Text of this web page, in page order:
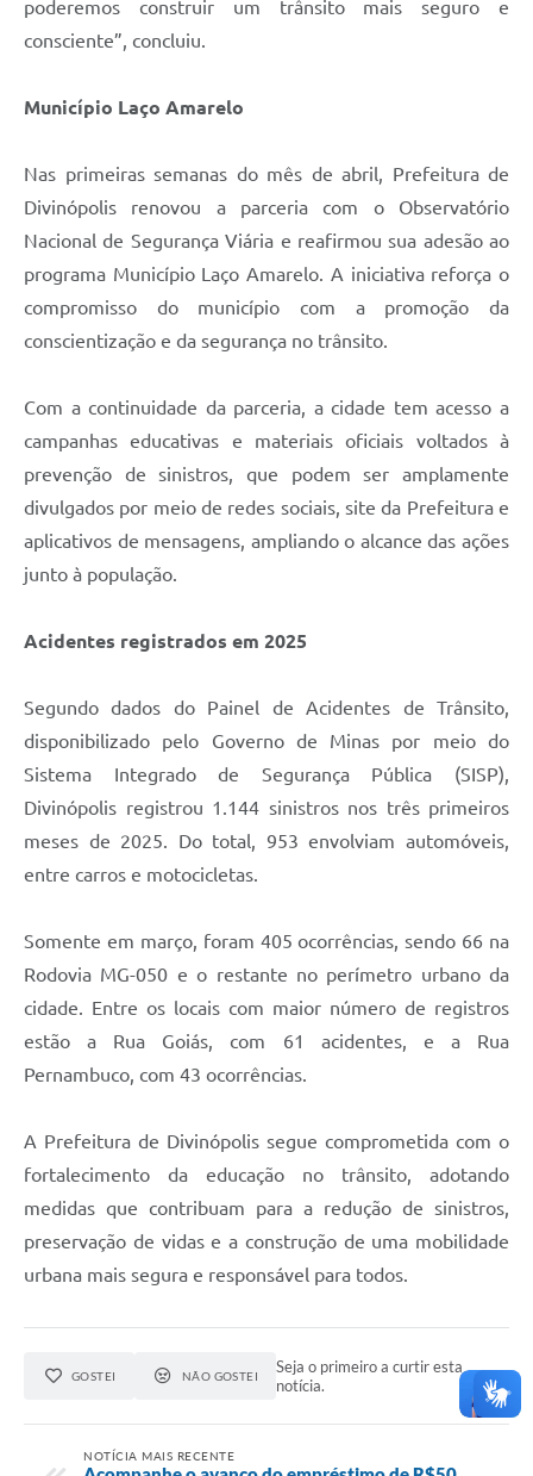
poderemos construir um trânsito mais seguro e
consciente”, concluiu.
Município Laço Amarelo
Nas primeiras semanas do mês de abril, Prefeitura de
Divinópolis renovou a parceria com o Observatório
Nacional de Segurança Viária e reafirmou sua adesão ao
programa Município Laço Amarelo. A iniciativa reforça o
compromisso do município com a promoção da
conscientização e da segurança no trânsito.
Com a continuidade da parceria, a cidade tem acesso a
campanhas educativas e materiais oficiais voltados à
prevenção de sinistros, que podem ser amplamente
divulgados por meio de redes sociais, site da Prefeitura e
aplicativos de mensagens, ampliando o alcance das ações
junto à população.
Acidentes registrados em 2025
Segundo dados do Painel de Acidentes de Trânsito,
disponibilizado pelo Governo de Minas por meio do
Sistema Integrado de Segurança Pública (SISP),
Divinópolis registrou 1.144 sinistros nos três primeiros
meses de 2025. Do total, 953 envolviam automóveis,
entre carros e motocicletas.
Somente em março, foram 405 ocorrências, sendo 66 na
Rodovia MG-050 e o restante no perímetro urbano da
cidade. Entre os locais com maior número de registros
estão a Rua Goiás, com 61 acidentes, e a Rua
Pernambuco, com 43 ocorrências.
A Prefeitura de Divinópolis segue comprometida com o
fortalecimento da educação no trânsito, adotando
medidas que contribuam para a redução de sinistros,
preservação de vidas e a construção de uma mobilidade
urbana mais segura e responsável para todos.
GOSTEI NÃO GOSTEI
Seja o primeiro a curtir esta
notícia.
NOTÍCIA MAIS RECENTE